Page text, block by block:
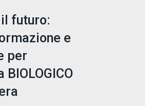
futuro:
e
per
BIOLOGICO